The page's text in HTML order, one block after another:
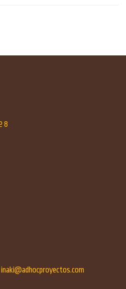
8
inaki@adhocproyectos.com